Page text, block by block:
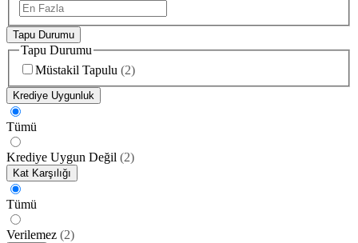
Tapu Durumu
Tapu Durumu
Müstakil Tapulu (2)
Krediye Uygunluk
Tümü
Krediye Uygun Değil (2)
Kat Karşılığı
Tümü
Verilemez (2)